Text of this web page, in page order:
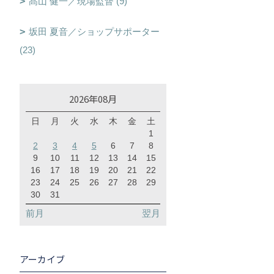
坂田 夏音／ショップサポーター
(23)
2026年08月
日 月 火 水 木 金
土
1
2
3 4 5 6 7
8
9
10 11 12 13 14
15
16
17 18 19 20 21
22
23
24 25 26 27 28
29
30
31
前月 翌月
アーカイブ